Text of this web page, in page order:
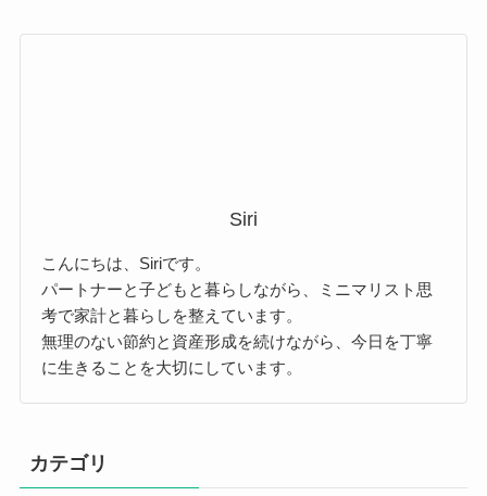
Siri
こんにちは、Siriです。
パートナーと子どもと暮らしながら、ミニマリスト思
考で家計と暮らしを整えています。
無理のない節約と資産形成を続けながら、今日を丁寧
に生きることを大切にしています。
カテゴリ